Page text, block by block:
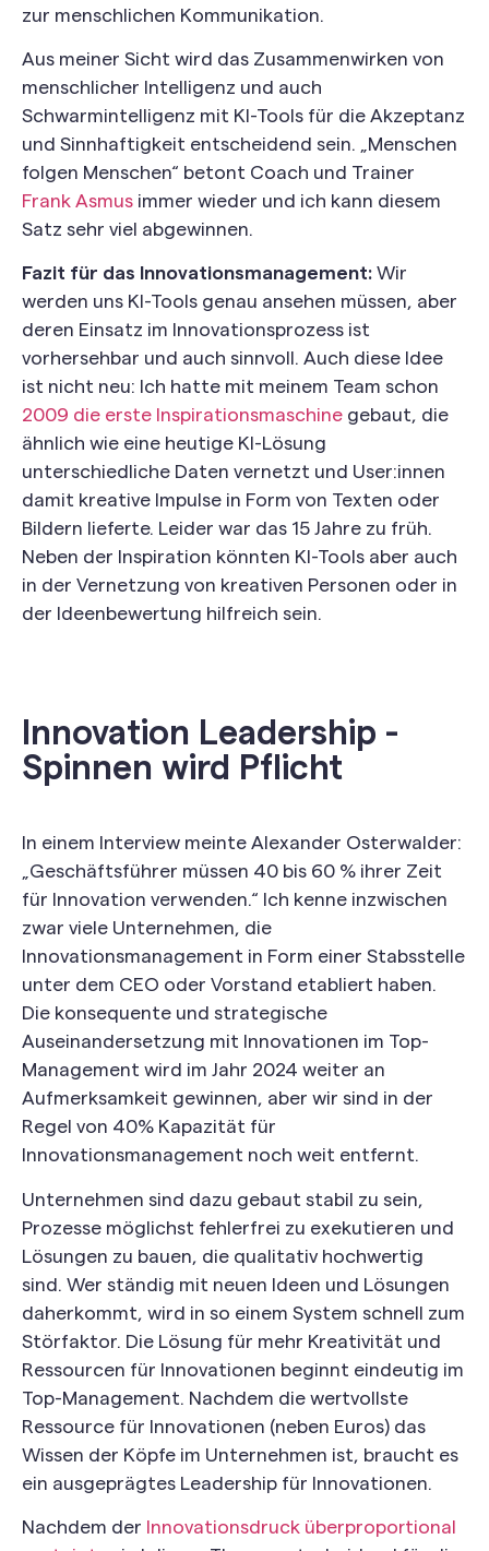
zur menschlichen Kommunikation.
Aus meiner Sicht wird das Zusammenwirken von
menschlicher Intelligenz und auch
Schwarmintelligenz mit KI-Tools für die Akzeptanz
und Sinnhaftigkeit entscheidend sein. „Menschen
folgen Menschen“ betont Coach und Trainer
Frank Asmus immer wieder und ich kann diesem
Satz sehr viel abgewinnen.
Fazit für das Innovationsmanagement: Wir
werden uns KI-Tools genau ansehen müssen, aber
deren Einsatz im Innovationsprozess ist
vorhersehbar und auch sinnvoll. Auch diese Idee
ist nicht neu: Ich hatte mit meinem Team schon
2009 die erste Inspirationsmaschine gebaut, die
ähnlich wie eine heutige KI-Lösung
unterschiedliche Daten vernetzt und User:innen
damit kreative Impulse in Form von Texten oder
Bildern lieferte. Leider war das 15 Jahre zu früh.
Neben der Inspiration könnten KI-Tools aber auch
in der Vernetzung von kreativen Personen oder in
der Ideenbewertung hilfreich sein.
Innovation Leadership -
Spinnen wird Pflicht
In einem Interview meinte Alexander Osterwalder:
„Geschäftsführer müssen 40 bis 60 % ihrer Zeit
für Innovation verwenden.“ Ich kenne inzwischen
zwar viele Unternehmen, die
Innovationsmanagement in Form einer Stabsstelle
unter dem CEO oder Vorstand etabliert haben.
Die konsequente und strategische
Auseinandersetzung mit Innovationen im Top-
Management wird im Jahr 2024 weiter an
Aufmerksamkeit gewinnen, aber wir sind in der
Regel von 40% Kapazität für
Innovationsmanagement noch weit entfernt.
Unternehmen sind dazu gebaut stabil zu sein,
Prozesse möglichst fehlerfrei zu exekutieren und
Lösungen zu bauen, die qualitativ hochwertig
sind. Wer ständig mit neuen Ideen und Lösungen
daherkommt, wird in so einem System schnell zum
Störfaktor. Die Lösung für mehr Kreativität und
Ressourcen für Innovationen beginnt eindeutig im
Top-Management. Nachdem die wertvollste
Ressource für Innovationen (neben Euros) das
Wissen der Köpfe im Unternehmen ist, braucht es
ein ausgeprägtes Leadership für Innovationen.
Nachdem der Innovationsdruck überproportional